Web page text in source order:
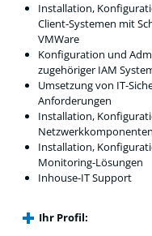
Installation,
Client-Systemen mit
VMWare
Konfiguration und
zugehöriger IAM
Umsetzung von IT-
Anforderungen
Installation,
Netzwerkkomponenten
Installation,
Monitoring-Lösungen
Inhouse-IT Support
Ihr Profil: